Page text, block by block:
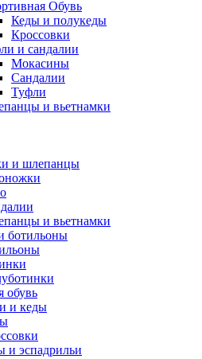
Обувь
Кеды и полукеды
Кроссовки
и сандалии
Мокасины
Сандалии
Туфли
и вьетнамки
и шлепанцы
и вьетнамки
ботильоны
обувь
и кеды
и эспадрильи